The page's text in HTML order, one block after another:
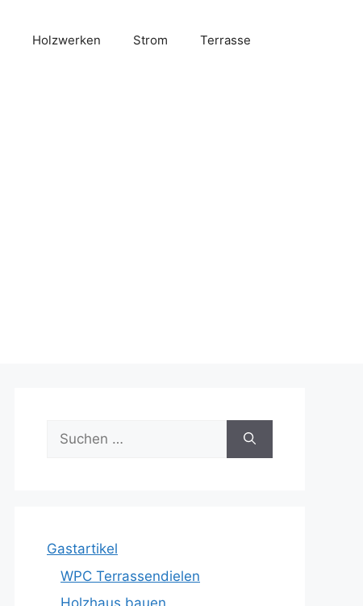
Holzwerken Strom Terrasse
Suche
nach:
Gastartikel
WPC Terrassendielen
Holzhaus bauen